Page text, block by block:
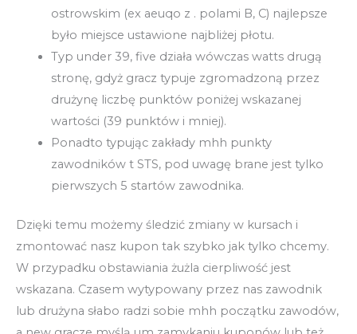
ostrowskim (ex aeuqo z . polami B, C) najlepsze
było miejsce ustawione najbliżej płotu.
Typ under 39, five działa wówczas watts drugą
stronę, gdyż gracz typuje zgromadzoną przez
drużynę liczbę punktów poniżej wskazanej
wartości (39 punktów i mniej).
Ponadto typując zakłady mhh punkty
zawodników t STS, pod uwagę brane jest tylko
pierwszych 5 startów zawodnika.
Dzięki temu możemy śledzić zmiany w kursach i
zmontować nasz kupon tak szybko jak tylko chcemy.
W przypadku obstawiania żużla cierpliwość jest
wskazana. Czasem wytypowany przez nas zawodnik
lub drużyna słabo radzi sobie mhh początku zawodów,